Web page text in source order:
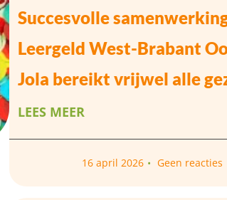
Succesvolle
Leergeld West-Brabant
Jola bereikt vrijwel alle
LEES MEER
16 april 2026 Geen reacties